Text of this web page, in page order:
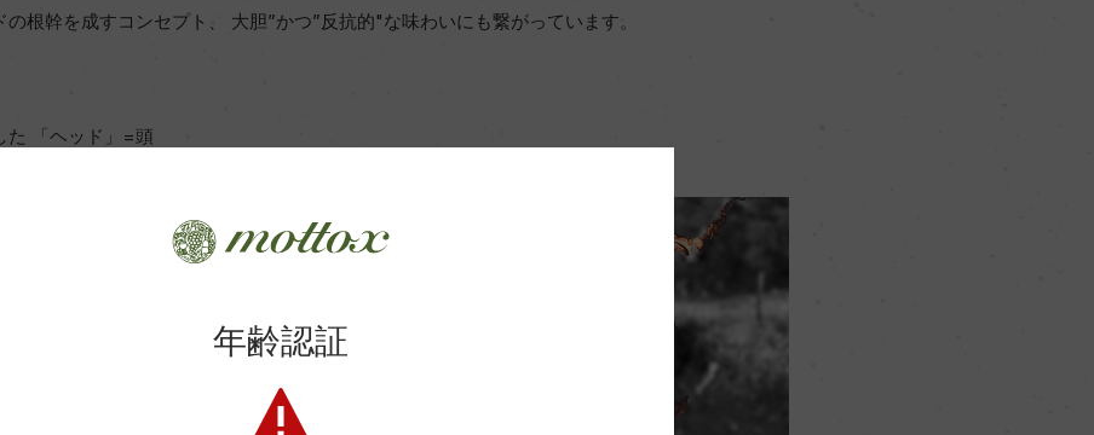
根幹を成すコンセプト、 大胆”かつ”反抗的"な味わいにも繋がっています。
た 「ヘッド」=頭
年齢認証